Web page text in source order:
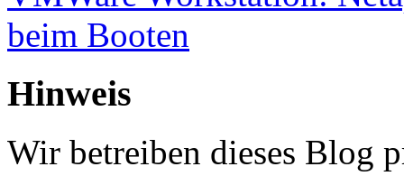
beim Booten
Hinweis
Wir betreiben dieses Blog